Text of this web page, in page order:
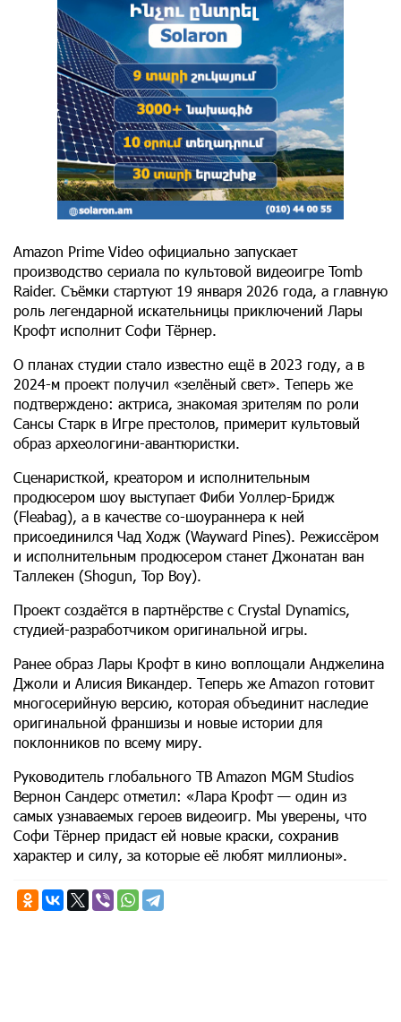
Amazon Prime Video официально запускает
производство сериала по культовой видеоигре Tomb
Raider. Съёмки стартуют 19 января 2026 года, а главную
роль легендарной искательницы приключений Лары
Крофт исполнит Софи Тёрнер.
О планах студии стало известно ещё в 2023 году, а в
2024-м проект получил «зелёный свет». Теперь же
подтверждено: актриса, знакомая зрителям по роли
Сансы Старк в Игре престолов, примерит культовый
образ археологини-авантюристки.
Сценаристкой, креатором и исполнительным
продюсером шоу выступает Фиби Уоллер-Бридж
(Fleabag), а в качестве со-шоураннера к ней
присоединился Чад Ходж (Wayward Pines). Режиссёром
и исполнительным продюсером станет Джонатан ван
Таллекен (Shogun, Top Boy).
Проект создаётся в партнёрстве с Crystal Dynamics,
студией-разработчиком оригинальной игры.
Ранее образ Лары Крофт в кино воплощали Анджелина
Джоли и Алисия Викандер. Теперь же Amazon готовит
многосерийную версию, которая объединит наследие
оригинальной франшизы и новые истории для
поклонников по всему миру.
Руководитель глобального ТВ Amazon MGM Studios
Вернон Сандерс отметил: «Лара Крофт — один из
самых узнаваемых героев видеоигр. Мы уверены, что
Софи Тёрнер придаст ей новые краски, сохранив
характер и силу, за которые её любят миллионы».